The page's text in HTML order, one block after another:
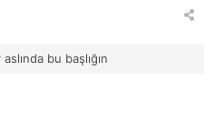
bu başlığın